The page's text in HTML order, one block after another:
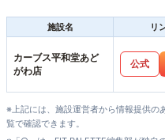
施設名
リ
カーブス平和堂あど
がわ店
公式
※上記には、施設運営者から情報提供の
覧で確認できます。